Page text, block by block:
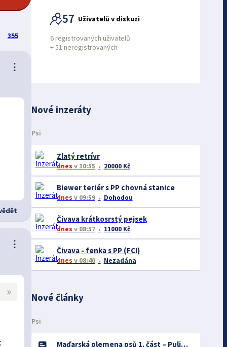
355
⋮
⋮
»
57 Uživatelů v diskuzi
6 registrovaných uživatelů
+51 neregistrovaných
Nové inzeráty
Psi
Zlatý retrívr
dnes v 10:55 20000 Kč
Biewer teriér s PP chovná stanice
dnes v 09:59 Dohodou
Čivava krátkosrstý pejsek
dnes v 08:57 11000 Kč
Čivava - fenka s PP (FCI)
dnes v 08:40 Nezadána
Nové články
Psi
Maďarská plemena psů 1. část – Puli, Komondor